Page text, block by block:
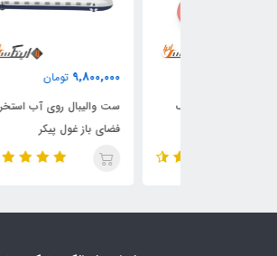
9,800,000 تومان
ست والیبال روی آب استخری
فضای باز غول پیکر